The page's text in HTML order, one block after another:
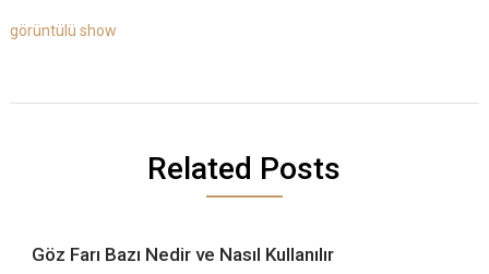
görüntülü show
Related Posts
Göz Farı Bazı Nedir ve Nasıl Kullanılır